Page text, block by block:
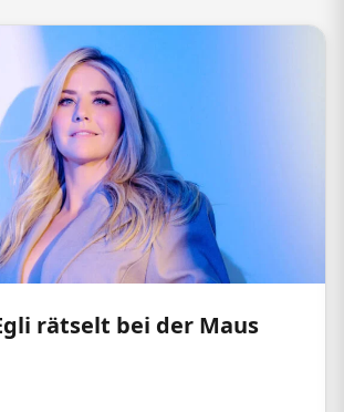
rätselt bei der Maus